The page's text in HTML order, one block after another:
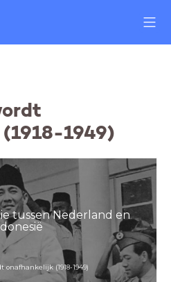
1949)
tussen Nederland en
onafhankelijk (1918-1949)